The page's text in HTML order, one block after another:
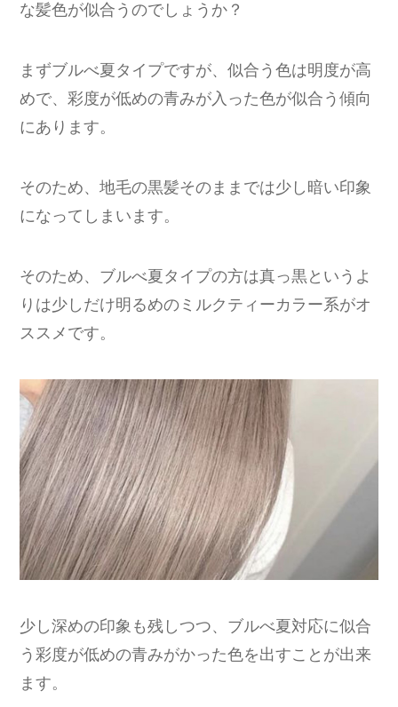
な髪色が似合うのでしょうか？
まずブルべ夏タイプですが、似合う色は明度が高
めで、彩度が低めの青みが入った色が似合う傾向
にあります。
そのため、地毛の黒髪そのままでは少し暗い印象
になってしまいます。
そのため、ブルべ夏タイプの方は真っ黒というよ
りは少しだけ明るめのミルクティーカラー系がオ
ススメです。
少し深めの印象も残しつつ、ブルべ夏対応に似合
う彩度が低めの青みがかった色を出すことが出来
ます。